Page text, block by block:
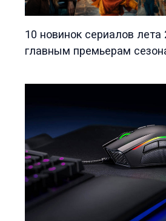
10 новинок сериалов лета
главным премьерам